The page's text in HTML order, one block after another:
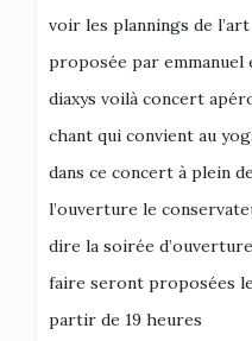
voir les plannings de
proposée par emmanuel
diaxys voilà concert
chant qui convient au
dans ce concert à plein
l’ouverture le
dire la soirée
faire seront proposées
partir de 19 heures